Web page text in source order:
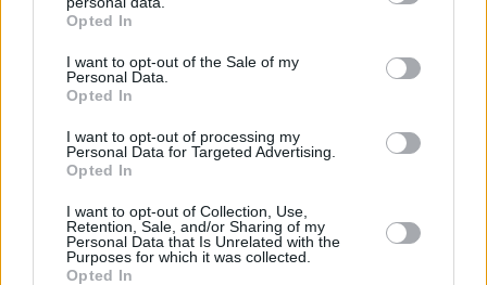
grant or deny consent to Google and its third-party tags to
use your data for below specified purposes in below Google
consent section.
Opted In
I want to opt-out of the Sale of my
Personal Data.
Opted In
I want to opt-out of processing my
Personal Data for Targeted Advertising.
Opted In
I want to opt-out of Collection, Use,
Retention, Sale, and/or Sharing of my
Personal Data that Is Unrelated with the
Purposes for which it was collected.
Opted In